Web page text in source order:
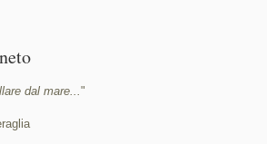
dal mare..."